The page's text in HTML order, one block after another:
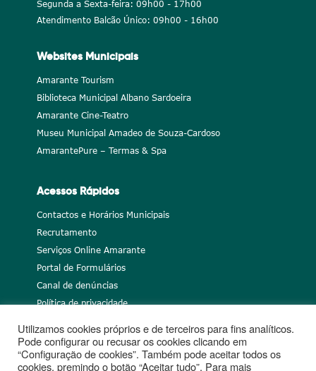
Segunda a Sexta-feira: 09h00 - 17h00
Atendimento Balcão Único: 09h00 - 16h00
Websites Municipais
Amarante Tourism
Biblioteca Municipal Albano Sardoeira
Amarante Cine-Teatro
Museu Municipal Amadeo de Souza-Cardoso
AmarantePure – Termas & Spa
Acessos Rápidos
Contactos e Horários Municipais
Recrutamento
Serviços Online Amarante
Portal de Formulários
Canal de denúncias
Política de privacidade
Utilizamos cookies próprios e de terceiros para fins analíticos.
Pode configurar ou recusar os cookies clicando em
“Configuração de cookies”. Também pode aceitar todos os
cookies, premindo o botão “Aceitar tudo”. Para mais